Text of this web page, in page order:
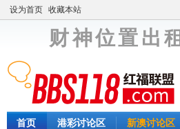
设为首页 收藏本站
财 神 位 置 出 租
首页 港彩讨论区 新澳讨论区